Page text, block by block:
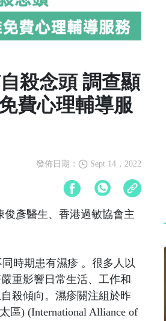
殺念頭 調查顯
費心理輔導服
發佈日期： Sept 14，2022
彥醫生、香港過敏協會主
時期患有濕疹 。很多人以
重影響日常生活、工作和
殺傾向。濕疹關注組於昨
區) (International Alliance of